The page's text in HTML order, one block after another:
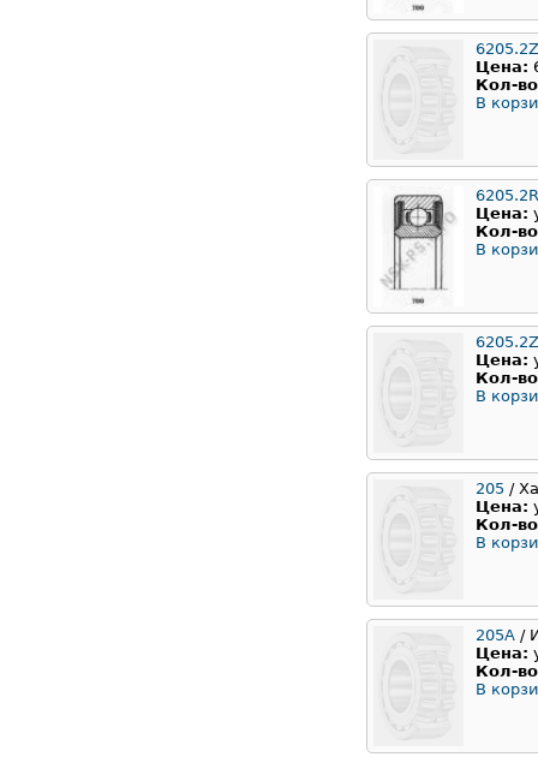
6205.2Z
Цена:
Кол-
В
Цена:
Кол-
В
Цена:
Кол-
В
205 /
Цена:
Кол-
В
205А /
Цена:
Кол-
В